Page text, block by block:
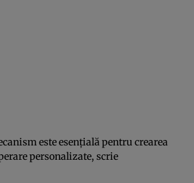
este esențială pentru crearea
personalizate, scrie